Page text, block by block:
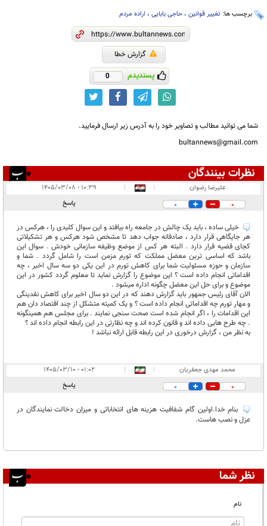
برچسب ها: تغییر قوانین ، حاجی بابایی ، اراده مردم
گزارش خطا
پسندیدم 0
شما می توانید مطالب و تصاویر خود را به آدرس زیر ارسال فرمایید.
bultannews@gmail.com
نظرات بینندگان
۲
در انتظار بررسی:
علیرضا رضوان |
|
۱۰:۳۹ - ۱۴۰۵/۰۳/۰۸
0
0 پاسخ
خیلی ساده ، باید یک چالش در جامعه راه بیافتد و این سوال کلیدی را ، هرکس در
هر جایگاهی قرار دارد ، صادقانه جواب دهد تا مشخص شود هرکس و هر تشکیلاتی
کجای قضیه قرار دارد . البته هر کس از موضع وظیفه سازمانی خودش . سوال این
باشد که اساسی ترین معضل مملکت که تورم مزمن است را شامل گردد . شما و
سازمان و حوزه مسئولیت شما برای کاهش تورم در این یکی دو سه سال اخیر ، چه
اقداماتی انجام داده است ؟ این موضوع را گزارش نماید تا معلوم گردد کشور در این
موضوع و برای حل این معضل چگونه اداره میشود .
الان آقای رئیس جمهور باید گزارش دهند که در این دو سال اخیر برای کاهش نقدینگی
و مهار تورم چه اقداماتی انجام داده است ؟ و یک کمیته متشکل از چند اقتصاد دان هم
این اقدامات را ، اگر انجام شده است صحت سنجی نمایند . برای مجلس هم همینگونه
. چه طرح هایی داده اند و قانون کرده اند و چه نظارتی در این رابطه انجام داده اند ؟
به نظر من ، گزارش درخوری در این رابطه قابل ارائه نباشد !
محمد مهدی جعفریان |
|
۰۱:۰۲ - ۱۴۰۵/۰۳/۱۰
0
0 پاسخ
بنام خدا.اولین گام شفافیت هزینه های انتخاباتی و میزان دخالت نمایندگان در
عزل و نصب هاست.
نظر شما
نام